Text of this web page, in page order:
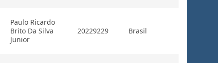
Paulo Ricardo
Brito Da Silva
Junior
20229229 Brasil